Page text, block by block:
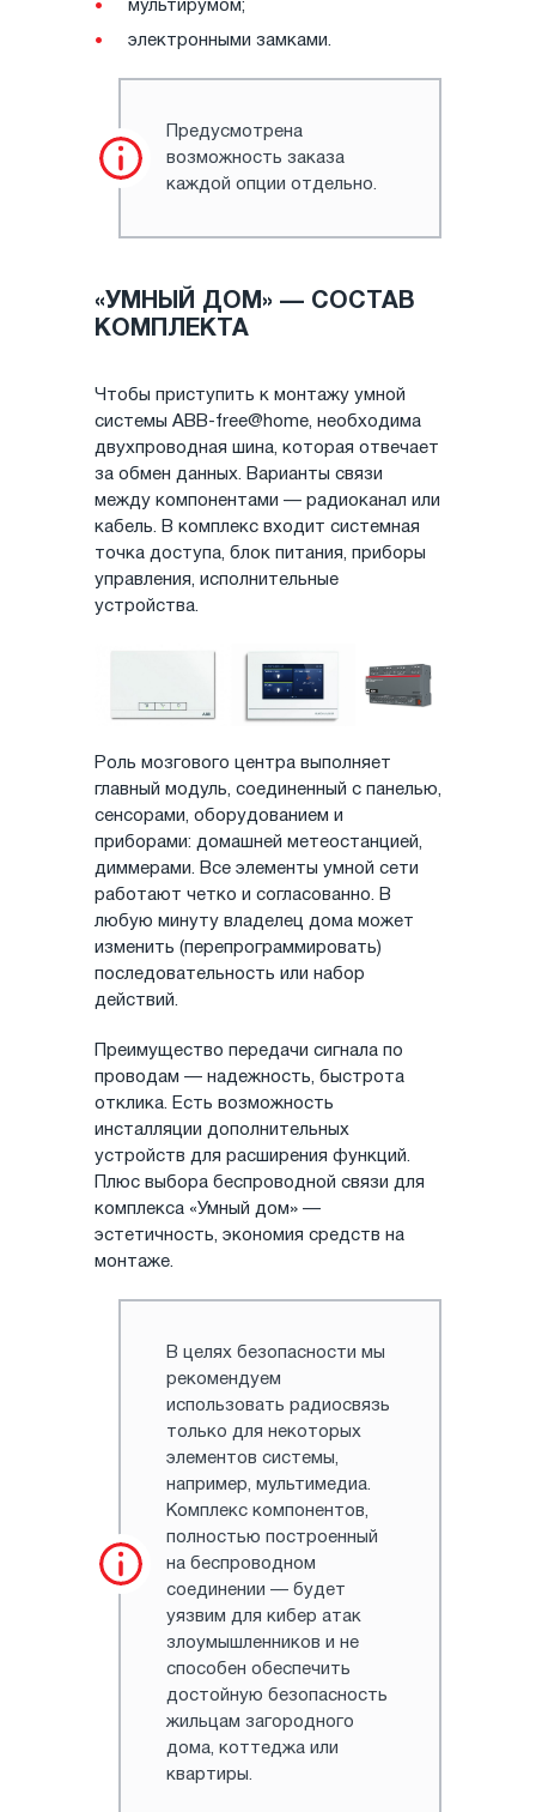
мультирумом;
электронными замками.
Предусмотрена
возможность заказа
каждой опции отдельно.
«УМНЫЙ ДОМ» — СОСТАВ
КОМПЛЕКТА
Чтобы приступить к монтажу умной
системы ABB-free@home, необходима
двухпроводная шина, которая отвечает
за обмен данных. Варианты связи
между компонентами — радиоканал или
кабель. В комплекс входит системная
точка доступа, блок питания, приборы
управления, исполнительные
устройства.
Роль мозгового центра выполняет
главный модуль, соединенный с панелью,
сенсорами, оборудованием и
приборами: домашней метеостанцией,
диммерами. Все элементы умной сети
работают четко и согласованно. В
любую минуту владелец дома может
изменить (перепрограммировать)
последовательность или набор
действий.
Преимущество передачи сигнала по
проводам — надежность, быстрота
отклика. Есть возможность
инсталляции дополнительных
устройств для расширения функций.
Плюс выбора беспроводной связи для
комплекса «Умный дом» —
эстетичность, экономия средств на
монтаже.
В целях безопасности мы
рекомендуем
использовать радиосвязь
только для некоторых
элементов системы,
например, мультимедиа.
Комплекс компонентов,
полностью построенный
на беспроводном
соединении — будет
уязвим для кибер атак
злоумышленников и не
способен обеспечить
достойную безопасность
жильцам загородного
дома, коттеджа или
квартиры.